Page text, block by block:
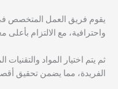
يقوم فريق العمل المتخصص
واحترافية، مع الالتزام بأعلى
ثم يتم اختيار المواد
الفريدة، مما يضمن تحقيق